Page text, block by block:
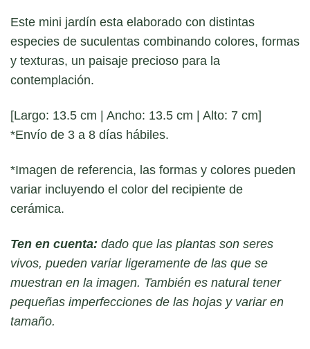
Este mini jardín esta elaborado con distintas
especies de suculentas combinando colores, formas
y texturas, un paisaje precioso para la
contemplación.
[Largo: 13.5 cm | Ancho: 13.5 cm | Alto: 7 cm]
*Envío de 3 a 8 días hábiles.
*Imagen de referencia, las formas y colores pueden
variar incluyendo el color del recipiente de
cerámica.
Ten en cuenta: dado que las plantas son seres
vivos, pueden variar ligeramente de las que se
muestran en la imagen. También es natural tener
pequeñas imperfecciones de las hojas y variar en
tamaño.